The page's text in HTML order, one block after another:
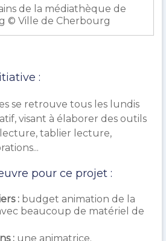
de la médiathèque de
© Ville de Cherbourg
:
se retrouve tous les lundis
visant à élaborer des outils
lecture, tablier lecture,
pour ce projet :
:budget animation de la
beaucoup de matériel de
:une animatrice.